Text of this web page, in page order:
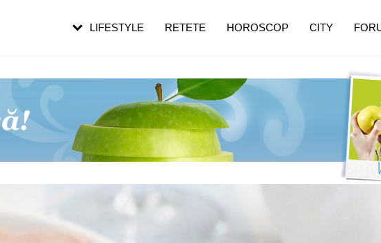
LIFESTYLE RETETE HOROSCOP CITY
pe măsură ce înaintezi în vârstă